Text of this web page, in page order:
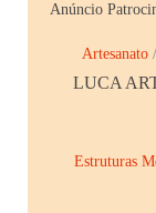
Anúncio
Artesanato /
LUCA
Estruturas